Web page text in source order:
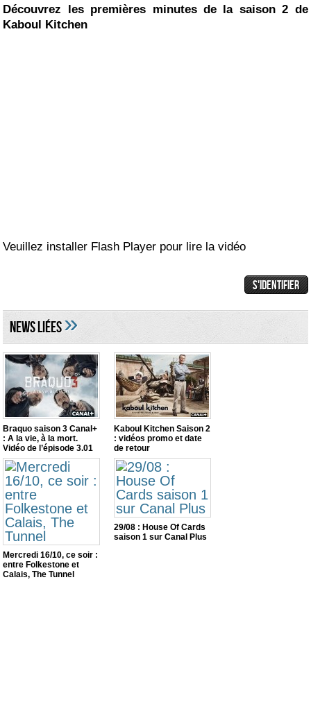
Découvrez les premières minutes de la saison 2 de
Kaboul Kitchen
Veuillez installer Flash Player pour lire la vidéo
NEWS LIéES»
Braquo saison 3 Canal+
: A la vie, à la mort.
Vidéo de l’épisode 3.01
Kaboul Kitchen Saison 2
: vidéos promo et date
de retour
Mercredi 16/10, ce soir :
entre Folkestone et
Calais, The Tunnel
29/08 : House Of Cards
saison 1 sur Canal Plus